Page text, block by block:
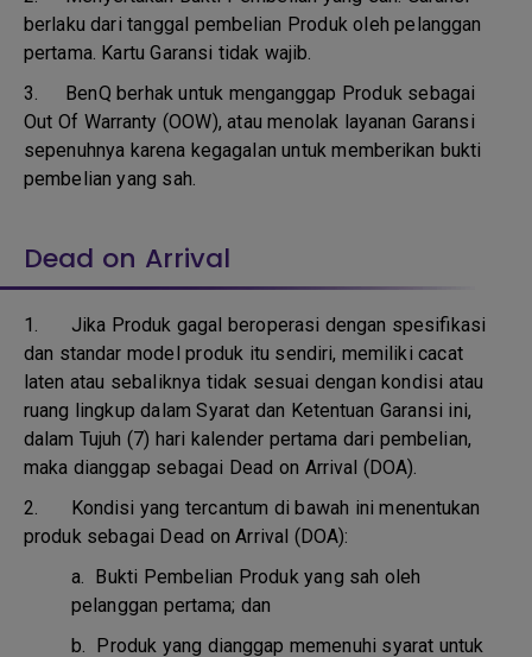
berlaku dari tanggal pembelian Produk oleh pelanggan
pertama. Kartu Garansi tidak wajib.
3. BenQ berhak untuk menganggap Produk sebagai
Out Of Warranty (OOW), atau menolak layanan Garansi
sepenuhnya karena kegagalan untuk memberikan bukti
pembelian yang sah.
Dead on Arrival
1. Jika Produk gagal beroperasi dengan spesifikasi
dan standar model produk itu sendiri, memiliki cacat
laten atau sebaliknya tidak sesuai dengan kondisi atau
ruang lingkup dalam Syarat dan Ketentuan Garansi ini,
dalam Tujuh (7) hari kalender pertama dari pembelian,
maka dianggap sebagai Dead on Arrival (DOA).
2. Kondisi yang tercantum di bawah ini menentukan
produk sebagai Dead on Arrival (DOA):
a. Bukti Pembelian Produk yang sah oleh
pelanggan pertama; dan
b. Produk yang dianggap memenuhi syarat untuk